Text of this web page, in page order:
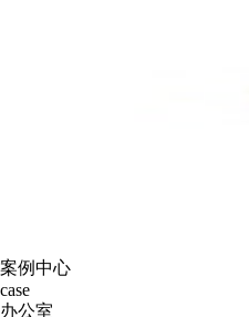
案例中心
case
办公室